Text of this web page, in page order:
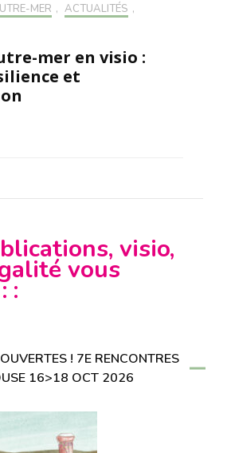
MER , ACTUALITÉS ,
mer en visio :
et
visio,
vous
:
! 7E RENCONTRES
16>18 OCT 2026